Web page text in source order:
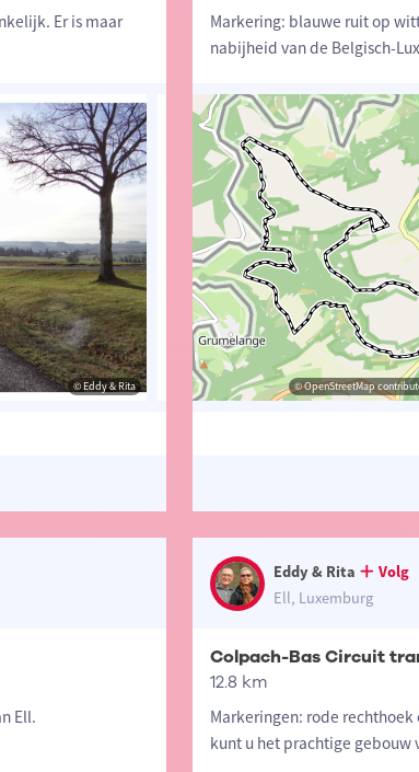
Er is maar
© Eddy & Rita ©
Markering: blauwe ruit op
nabijheid van de Belgisch-
© Eddy & Rita © OpenStreetMap
Ell.
Eddy & Rita
Volg
Ell, Luxemburg
Colpach-Bas Circuit
12.8 km
Markeringen: rode
kunt u het prachtige gebouw